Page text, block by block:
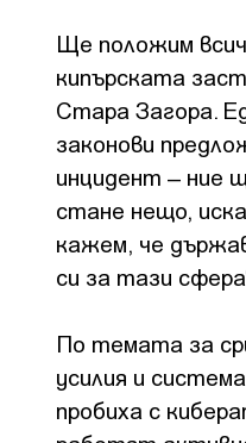
Ще положим
кипърската
Стара Загора.
законови
инцидент – ние
стане нещо,
кажем, че
си за тази
По темата за
усилия и
пробиха с